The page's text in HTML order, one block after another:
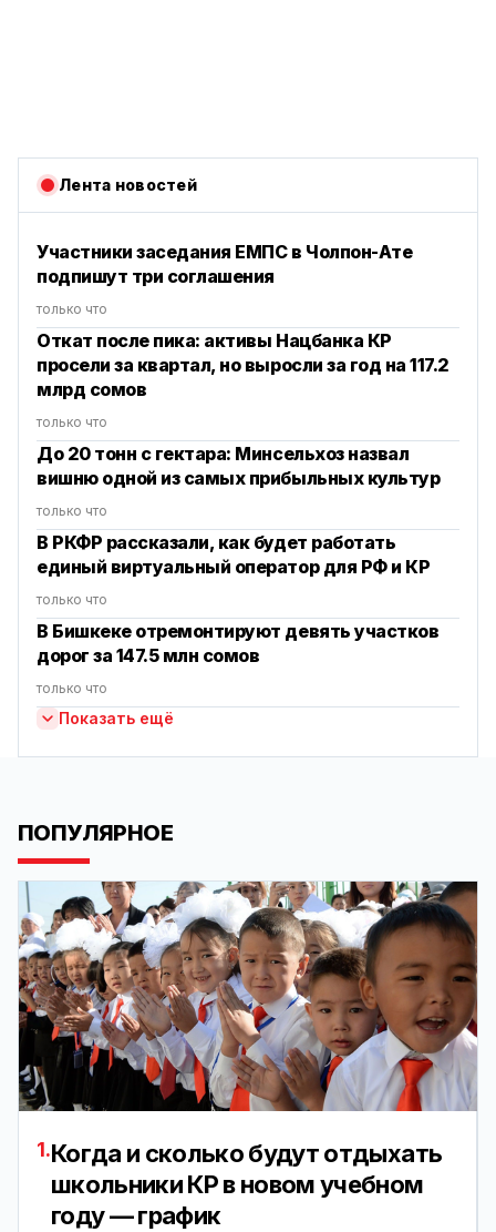
Лента новостей
Участники заседания ЕМПС в Чолпон-Ате
подпишут три соглашения
только что
Откат после пика: активы Нацбанка КР
просели за квартал, но выросли за год на 117.2
млрд сомов
только что
До 20 тонн с гектара: Минсельхоз назвал
вишню одной из самых прибыльных культур
только что
В РКФР рассказали, как будет работать
единый виртуальный оператор для РФ и КР
только что
В Бишкеке отремонтируют девять участков
дорог за 147.5 млн сомов
только что
Показать ещё
ПОПУЛЯРНОЕ
1.Когда и сколько будут отдыхать
школьники КР в новом учебном
году — график